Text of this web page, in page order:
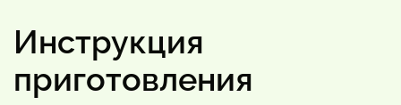
Инструкция
приготовления